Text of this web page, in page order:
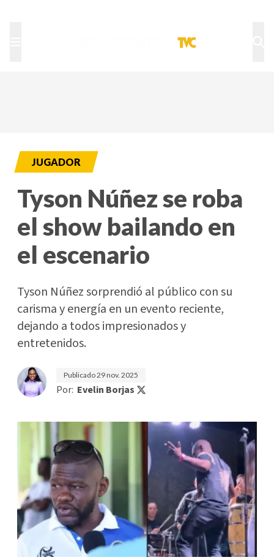
JUGADOR
Tyson Núñez se roba
el show bailando en
el escenario
Tyson Núñez sorprendió al público con su
carisma y energía en un evento reciente,
dejando a todos impresionados y
entretenidos.
Publicado29 nov. 2025
Por: Evelin Borjas